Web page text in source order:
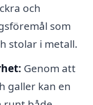
och
som
stolar i metall.
Genom att
galler kan en